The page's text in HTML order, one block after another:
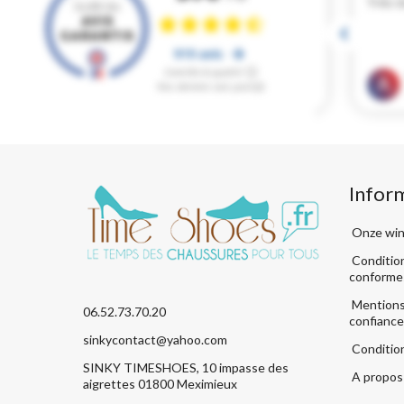
06.52.73.70.20
sinkycontact@yahoo.com
SINKY TIMESHOES, 10 impasse des
aigrettes 01800 Meximieux
Onze
A